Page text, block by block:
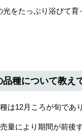
光をたっぷり浴
種について教え
は12月ころが旬であ
より期間が前後す